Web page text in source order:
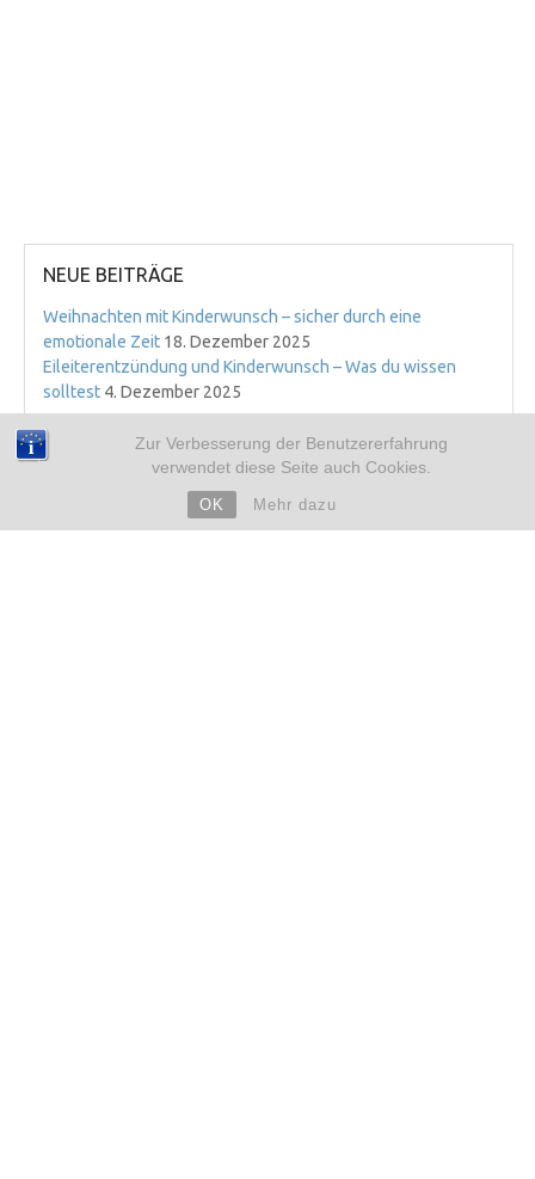
Zur Verbesserung der Benutzererfahrung
verwendet diese Seite auch Cookies.
OK Mehr dazu
NEUE BEITRÄGE
Weihnachten mit Kinderwunsch – sicher durch eine
emotionale Zeit 18. Dezember 2025
Eileiterentzündung und Kinderwunsch – Was du wissen
solltest 4. Dezember 2025
ARCHIV
➜ 2019
➜ 2018
➜ 2017